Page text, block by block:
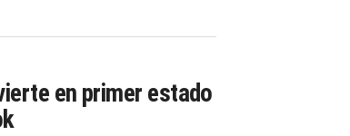
en primer estado